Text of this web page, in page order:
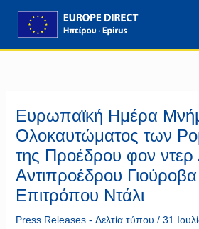
περιεχόμενο
περιεχόμενο
Ευρωπαϊκή Ημέρα
Ολοκαυτώματος των
της Προέδρου φον ντερ
Αντιπροέδρου Γιούροβα
Επιτρόπου Ντάλι
Press Releases - Δελτία τύπου / 31